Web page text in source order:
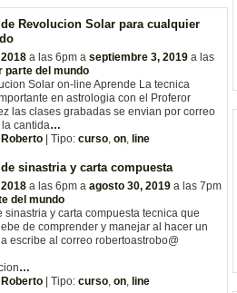
Revolucion Solar para cualquier
a las 6pm a septiembre 3, 2019 a las
parte del mundo
Solar on-line Aprende La tecnica
en astrologia con el Proferor
las clases grabadas se envian por correo
cantida…
Roberto | Tipo: curso, on, line
sinastria y carta compuesta
a las 6pm a agosto 30, 2019 a las 7pm
del mundo
sinastria y carta compuesta tecnica que
de comprender y manejar al hacer un
escribe al correo robertoastrobo@
…
Roberto | Tipo: curso on line